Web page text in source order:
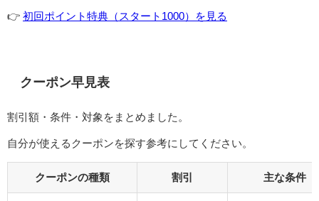
👉️ 初回ポイント特典（スタート1000）を見る
クーポン早見表
割引額・条件・対象をまとめました。
自分が使えるクーポンを探す参考にしてください。
クーポンの種類 割引 主な条件